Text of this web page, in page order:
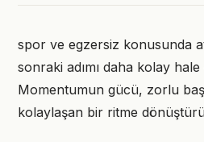
spor ve egzersiz konusunda
sonraki adımı daha kolay
Momentumun gücü, zorlu
kolaylaşan bir ritme